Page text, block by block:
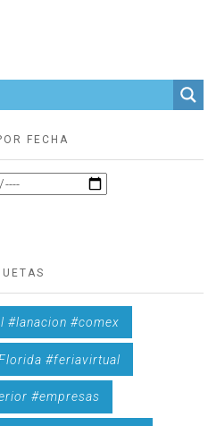
FECHA
#lanacion #comex
#feriavirtual
#empresas